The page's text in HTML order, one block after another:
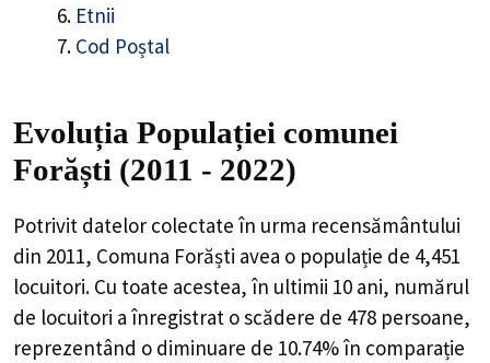
Etnii
Cod Poștal
Evoluția Populației comunei
Forăști (2011 - 2022)
Potrivit datelor colectate în urma recensământului
din 2011, Comuna Forăști avea o populație de 4,451
locuitori. Cu toate acestea, în ultimii 10 ani, numărul
de locuitori a înregistrat oscădere de 478 persoane,
reprezentând o diminuare de 10.74%în comparație